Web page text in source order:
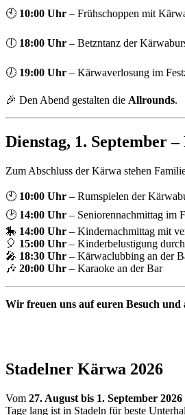
🕙 10:00 Uhr – Frühschoppen mit
🕕 18:00 Uhr – Betzntanz der
🕖 19:00 Uhr – Kärwaverlosung im
🎉 Den Abend gestalten die Allrounds.
Dienstag, 1. September
Zum Abschluss der Kärwa stehen
🕙 10:00 Uhr – Rumspielen der
🕑 14:00 Uhr – Seniorennachmittag im
🎠 14:00 Uhr – Kindernachmittag mit
🎈 15:00 Uhr – Kinderbelustigung
🎤 18:30 Uhr – Kärwaclubbing an der
🎶 20:00 Uhr – Karaoke an der Bar
Wir freuen uns auf euren Besuch und
Stadelner Kärwa 2026
Vom 27. August bis 1. September 2026
Tage lang ist in Stadeln für beste